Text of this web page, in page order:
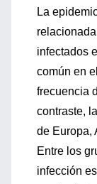
La
infectados
común en
frecuencia
contraste,
de Europa,
Entre los
infección